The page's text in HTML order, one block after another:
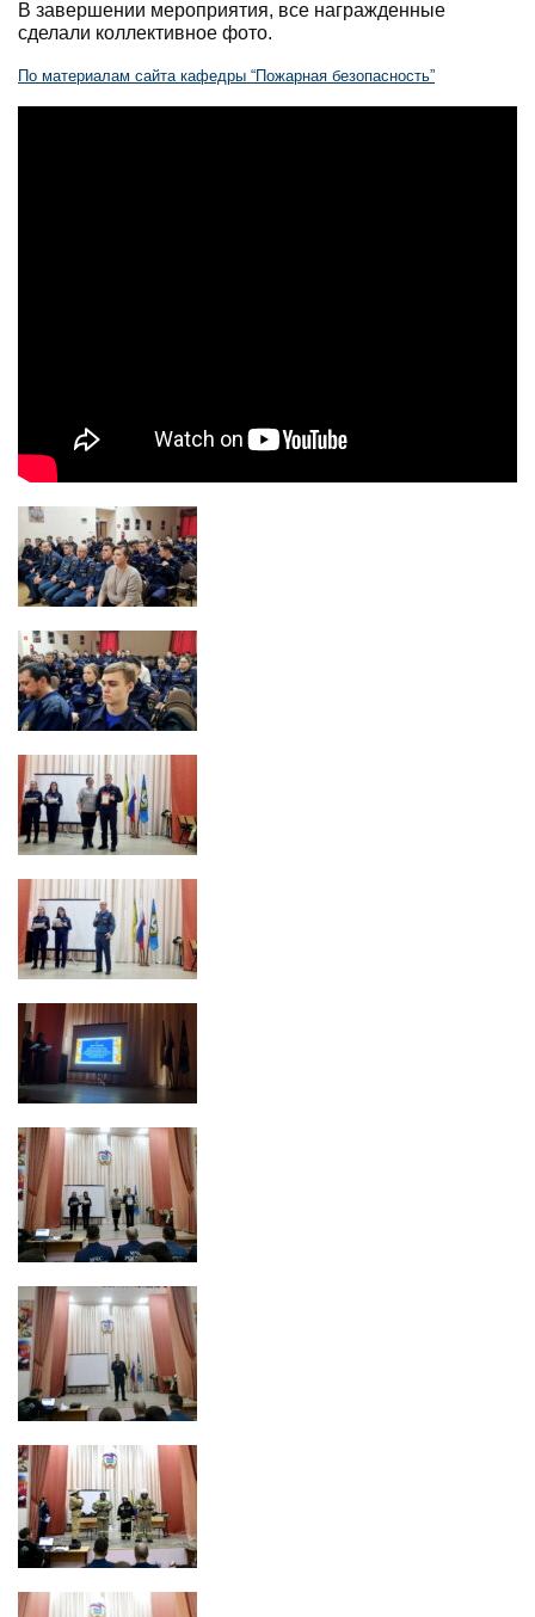
В завершении мероприятия, все награжденные
сделали коллективное фото.
По материалам сайта кафедры “Пожарная безопасность”